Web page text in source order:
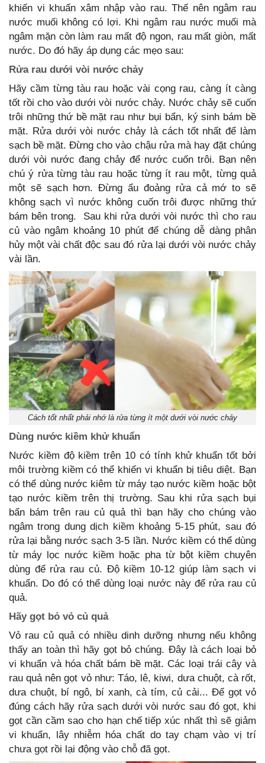
khiến vi khuẩn xâm nhập vào rau. Thế nên ngâm rau
nước muối không có lợi. Khi ngâm rau nước muối mà
ngâm mặn còn làm rau mất độ ngon, rau mất giòn, mất
nước. Do đó hãy áp dụng các mẹo sau:
Rửa rau dưới vòi nước chảy
Hãy cầm từng tàu rau hoặc vài cọng rau, càng ít càng
tốt rồi cho vào dưới vòi nước chảy. Nước chảy sẽ cuốn
trôi những thứ bề mặt rau như bụi bẩn, ký sinh bám bề
mặt. Rửa dưới vòi nước chảy là cách tốt nhất để làm
sạch bề mặt. Đừng cho vào chậu rửa mà hay đặt chúng
dưới vòi nước đang chảy để nước cuốn trôi. Bạn nên
chú ý rửa từng tàu rau hoặc từng ít rau một, từng quả
một sẽ sạch hơn. Đừng ẩu đoảng rửa cả mớ to sẽ
không sạch vì nước không cuốn trôi được những thứ
bám bên trong. Sau khi rửa dưới vòi nước thì cho rau
củ vào ngâm khoảng 10 phút để chúng dễ dàng phân
hủy một vài chất độc sau đó rửa lại dưới vòi nước chảy
vài lần.
Cách tốt nhất phải nhớ là rửa từng ít một dưới vòi nước chảy
Dùng nước kiềm khử khuẩn
Nước kiềm độ kiềm trên 10 có tính khử khuẩn tốt bởi
môi trường kiềm có thể khiến vi khuẩn bị tiêu diệt. Bạn
có thể dùng nước kiêm từ máy tạo nước kiềm hoặc bột
tạo nước kiềm trên thị trường. Sau khi rửa sạch bụi
bẩn bám trên rau củ quả thì bạn hãy cho chúng vào
ngâm trong dung dịch kiềm khoảng 5-15 phút, sau đó
rửa lại bằng nước sạch 3-5 lần. Nước kiềm có thể dùng
từ máy lọc nước kiềm hoặc pha từ bột kiềm chuyên
dùng để rửa rau củ. Độ kiềm 10-12 giúp làm sạch vi
khuẩn. Do đó có thể dùng loại nước này để rửa rau củ
quả.
Hãy gọt bỏ vỏ củ quả
Vỏ rau củ quả có nhiều dinh dưỡng nhưng nếu không
thấy an toàn thì hãy gọt bỏ chúng. Đây là cách loại bỏ
vi khuẩn và hóa chất bám bề mặt. Các loại trái cây và
rau quả nên gọt vỏ như: Táo, lê, kiwi, dưa chuột, cà rốt,
dưa chuột, bí ngô, bí xanh, cà tím, củ cải... Để gọt vỏ
đúng cách hãy rửa sạch dưới vòi nước sau đó gọt, khi
gọt cần cầm sao cho hạn chế tiếp xúc nhất thì sẽ giảm
vi khuẩn, lây nhiễm hóa chất do tay chạm vào vị trí
chưa gọt rồi lại động vào chỗ đã gọt.